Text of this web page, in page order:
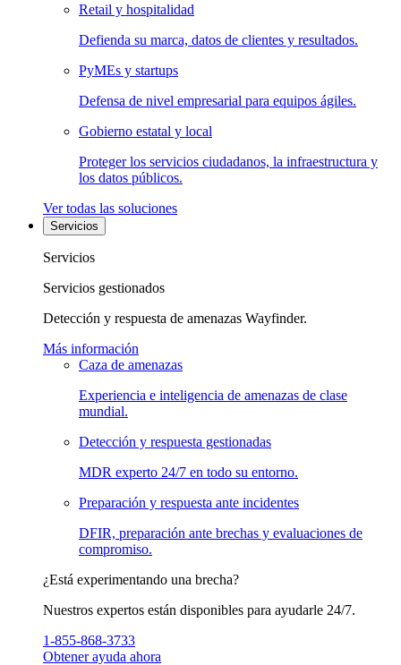
Retail y hospitalidad
Defienda su marca, datos de clientes y resultados.
PyMEs y startups
Defensa de nivel empresarial para equipos ágiles.
Gobierno estatal y local
Proteger los servicios ciudadanos, la infraestructura y
los datos públicos.
Ver todas las soluciones
Servicios
Servicios
Servicios gestionados
Detección y respuesta de amenazas Wayfinder.
Más información
Caza de amenazas
Experiencia e inteligencia de amenazas de clase
mundial.
Detección y respuesta gestionadas
MDR experto 24/7 en todo su entorno.
Preparación y respuesta ante incidentes
DFIR, preparación ante brechas y evaluaciones de
compromiso.
¿Está experimentando una brecha?
Nuestros expertos están disponibles para ayudarle 24/7.
1-855-868-3733
Obtener ayuda ahora